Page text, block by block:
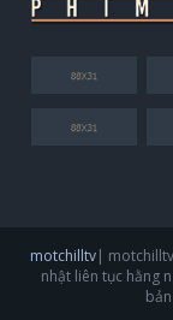
motchilltv|
nhật liên tục hằng